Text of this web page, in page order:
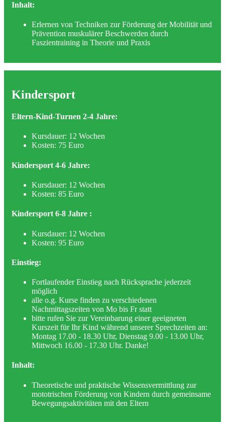
Inhalt:
Erlernen von Techniken zur Förderung der Mobilität und
Prävention muskulärer Beschwerden durch
Faszientraining in Theorie und Praxis
Kindersport
Eltern-Kind-Turnen 2-4 Jahre:
Kursdauer: 12 Wochen
Kosten: 75 Euro
Kindersport 4-6 Jahre:
Kursdauer: 12 Wochen
Kosten: 85 Euro
Kindersport 6-8 Jahre :
Kursdauer: 12 Wochen
Kosten: 95 Euro
Einstieg:
Fortlaufender Einstieg nach Rücksprache jederzeit
möglich
alle o.g. Kurse finden zu verschiedenen
Nachmittagszeiten von Mo bis Fr statt
bitte rufen Sie zur Vereinbarung einer geeigneten
Kurszeit für Ihr Kind während unserer Sprechzeiten an:
Montag 17.00 - 18.30 Uhr, Dienstag 9.00 - 13.00 Uhr,
Mittwoch 16.00 - 17.30 Uhr. Danke!
Inhalt:
Theoretische und praktische Wissensvermittlung zur
mototrischen Förderung von Kindern durch gemeinsame
Bewegungsaktivitäten mit den Eltern